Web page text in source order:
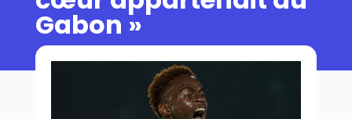
Gabon »